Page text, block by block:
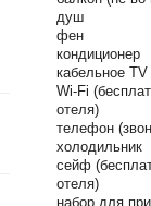
душ
фен
кондиционер
кабельное TV
Wi-Fi
отеля)
телефон
холодильник
сейф
отеля)
набор для